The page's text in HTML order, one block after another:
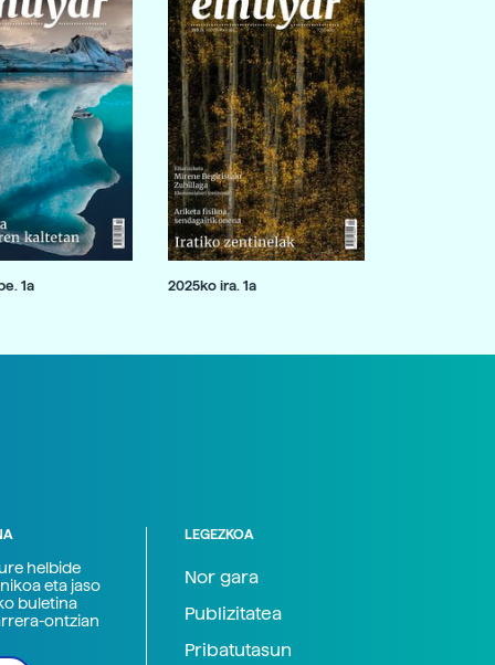
1a 2025ko ira. 1a
helbide
eta jaso
buletina
ontzian
LEGEZKOA
Nor gara
Publizitatea
Pribatutasun